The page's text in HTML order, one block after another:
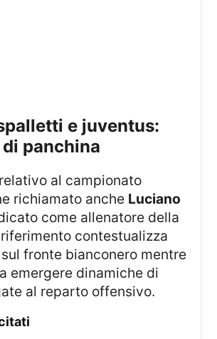
panchina
richiamato anche Luciano
come allenatore della
contestualizza
sul fronte bianconero mentre
emergere dinamiche di
al reparto offensivo.